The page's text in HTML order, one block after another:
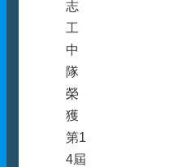
志
工
中
隊
榮
獲
第1
4屆